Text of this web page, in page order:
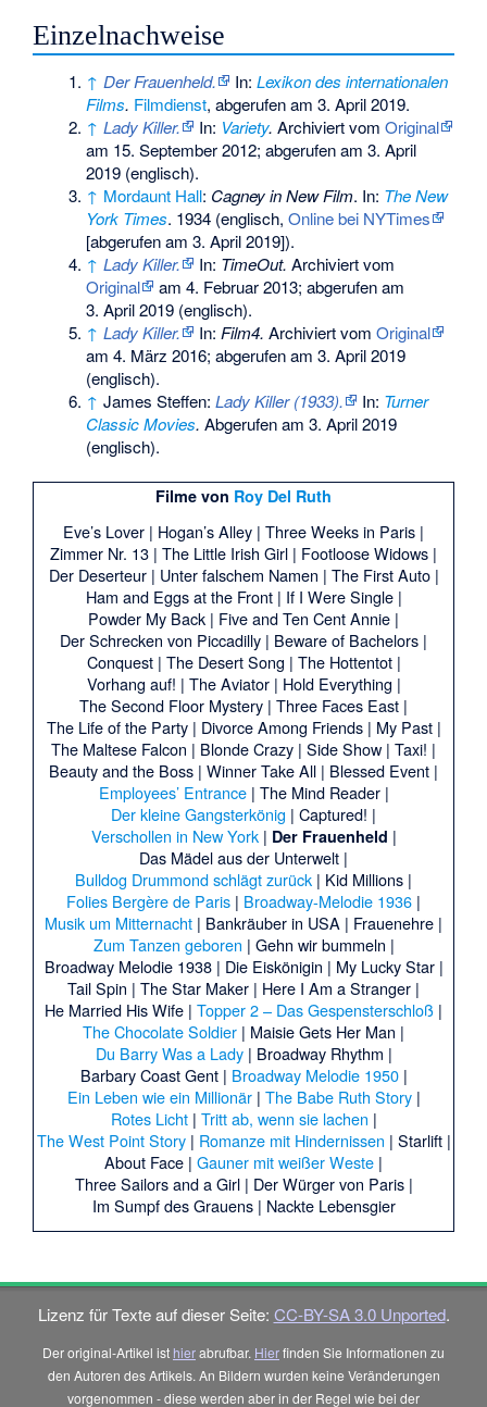
Einzelnachweise
↑ Der Frauenheld. In:Lexikon des internationalen
Films. Filmdienst, abgerufen am 3. April 2019.
↑ Lady Killer. In: Variety. Archiviert vomOriginal
am 15. September 2012; abgerufen am 3. April
2019 (englisch).
↑ Mordaunt Hall: Cagney in New Film. In: The New
York Times. 1934 (englisch,Online bei NYTimes
[abgerufen am 3. April 2019]).
↑ Lady Killer. In: TimeOut. Archiviert vom
Original
am4. Februar 2013; abgerufen am
3. April 2019 (englisch).
↑ Lady Killer. In:Film4. Archiviert vomOriginal
am4. März 2016; abgerufen am 3. April 2019
(englisch).
↑ James Steffen:Lady Killer (1933). In: Turner
Classic Movies. Abgerufen am 3. April 2019
(englisch).
Filme von Roy Del Ruth
Eve’s Lover | Hogan’s Alley | Three Weeks in Paris |
Zimmer Nr. 13 | The Little Irish Girl | Footloose Widows |
Der Deserteur| Unter falschem Namen | The First Auto |
Ham and Eggs at the Front | If I Were Single |
Powder My Back | Five and Ten Cent Annie |
Der Schrecken von Piccadilly | Beware of Bachelors |
Conquest | The Desert Song | The Hottentot |
Vorhang auf! | The Aviator | Hold Everything |
The Second Floor Mystery | Three Faces East |
The Life of the Party | Divorce Among Friends | My Past |
The Maltese Falcon | Blonde Crazy | Side Show | Taxi! |
Beauty and the Boss | Winner Take All | Blessed Event |
Employees’ Entrance| The Mind Reader |
Der kleine Gangsterkönig | Captured! |
Verschollen in New York| Der Frauenheld |
Das Mädel aus der Unterwelt |
Bulldog Drummond schlägt zurück | Kid Millions |
Folies Bergère de Paris | Broadway-Melodie 1936 |
Musik um Mitternacht | Bankräuber in USA | Frauenehre |
Zum Tanzen geboren | Gehn wir bummeln |
Broadway Melodie 1938 | Die Eiskönigin | My Lucky Star |
Tail Spin | The Star Maker | Here I Am a Stranger |
He Married His Wife | Topper 2 – Das Gespensterschloß |
The Chocolate Soldier | Maisie Gets Her Man |
Du Barry Was a Lady| Broadway Rhythm |
Barbary Coast Gent | Broadway Melodie 1950|
Ein Leben wie ein Millionär| The Babe Ruth Story|
Rotes Licht| Tritt ab, wenn sie lachen |
The West Point Story| Romanze mit Hindernissen | Starlift |
About Face | Gauner mit weißer Weste |
Three Sailors and a Girl | Der Würger von Paris |
Im Sumpf des Grauens | Nackte Lebensgier
Lizenz für Texte auf dieser Seite: CC-BY-SA 3.0 Unported.
Der original-Artikel ist hierabrufbar. Hierfinden Sie Informationen zu
den Autoren des Artikels. An Bildern wurden keine Veränderungen
vorgenommen - diese werden aber in der Regel wie bei der